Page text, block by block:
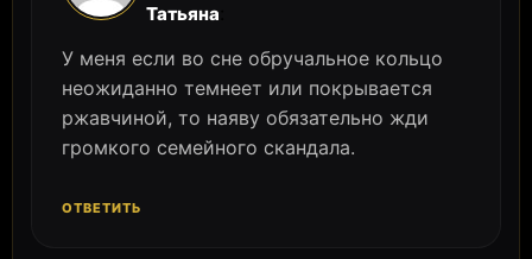
Татьяна
У меня если во сне обручальное кольцо
неожиданно темнеет или покрывается
ржавчиной, то наяву обязательно жди
громкого семейного скандала.
ОТВЕТИТЬ